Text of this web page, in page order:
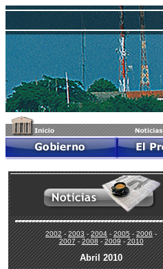
2002-2003-2004-2005-2006-
2007-2008-2009-2010
Abril 2010